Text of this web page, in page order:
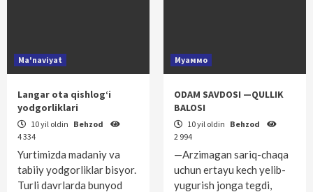
Ma'naviyat
Langar ota qishlog‘i
yodgorliklari
10 yil oldin Behzod
4 334
Yurtimizda madaniy va
tabiiy yodgorliklar bisyor.
Turli davrlarda bunyod
Муаммо
ODAM SAVDOSI —QULLIK
BALOSI
10 yil oldin Behzod
2 994
—Arzimagan sariq-chaqa
uchun ertayu kech yelib-
yugurish jonga tegdi,